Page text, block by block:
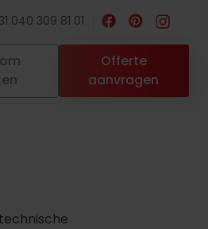
040 309 81 01
Offerte
aanvragen